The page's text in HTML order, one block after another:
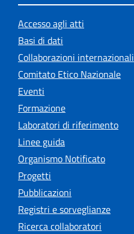
Accesso agli atti
Basi di dati
Collaborazioni internazionali
Comitato Etico Nazionale
Eventi
Formazione
Laboratori di riferimento
Linee guida
Organismo Notificato
Progetti
Pubblicazioni
Registri e sorveglianze
Ricerca collaboratori